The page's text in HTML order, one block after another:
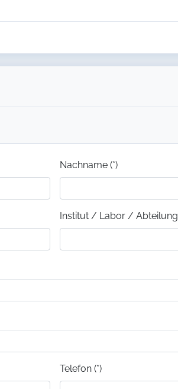
Nachname (*)
Institut / Labor / Abteilung
Telefon (*)